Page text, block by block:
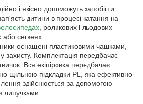
і якісно допоможуть запобігти
зап'ясть дитини в процесі катання на
, роликових і льодових
або сегвеях.
оснащені пластиковими чашками,
захисту. Комплектація передбачає
Вся екіпіровка передбачає
щільною підкладки PL, яка ефективно
здійснюється за допомогою
липучками.